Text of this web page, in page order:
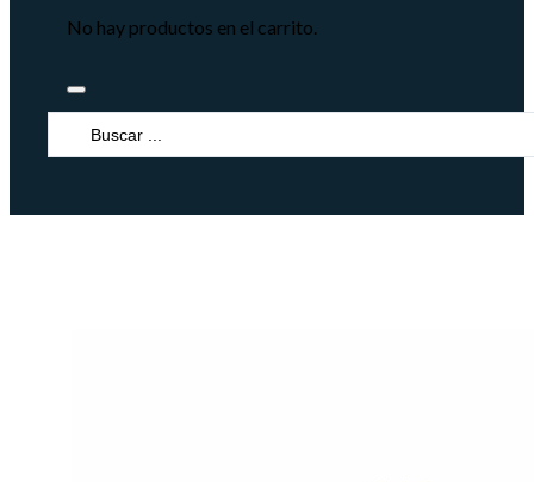
No hay productos en el carrito.
Search
...